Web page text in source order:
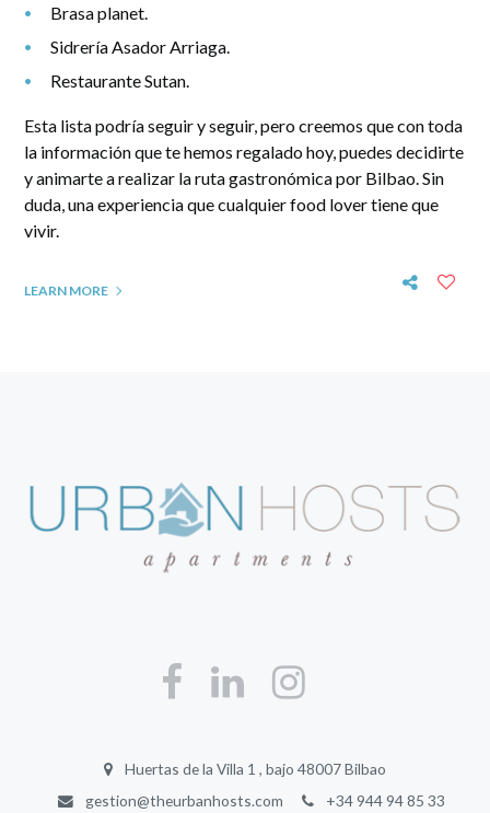
Brasa planet.
Sidrería Asador Arriaga.
Restaurante Sutan.
Esta lista podría seguir y seguir, pero creemos que con toda
la información que te hemos regalado hoy, puedes decidirte
y animarte a realizar la ruta gastronómica por Bilbao. Sin
duda, una experiencia que cualquier food lover tiene que
vivir.
LEARN MORE
Huertas de la Villa 1 , bajo 48007 Bilbao
gestion@theurbanhosts.com
+34 944 94 85 33